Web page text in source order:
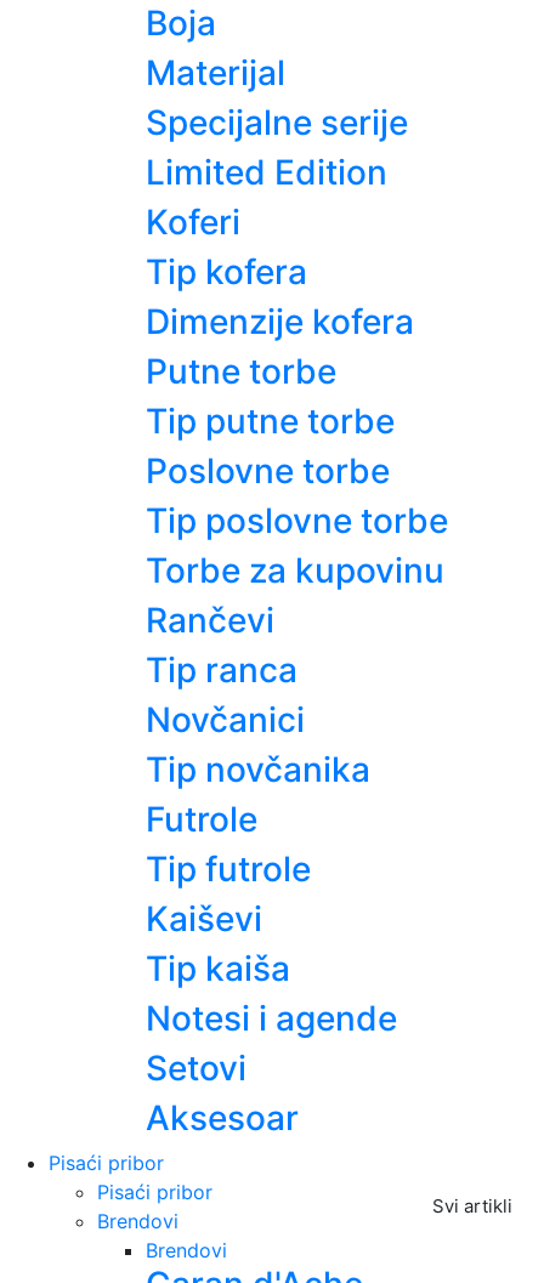
Boja
Materijal
Specijalne serije
Limited Edition
Koferi
Tip kofera
Dimenzije kofera
Putne torbe
Tip putne torbe
Poslovne torbe
Tip poslovne torbe
Torbe za kupovinu
Rančevi
Tip ranca
Novčanici
Tip novčanika
Futrole
Tip futrole
Kaiševi
Tip kaiša
Notesi i agende
Setovi
Aksesoar
Pisaći pribor
Svi artikli
Pisaći pribor
Brendovi
Brendovi